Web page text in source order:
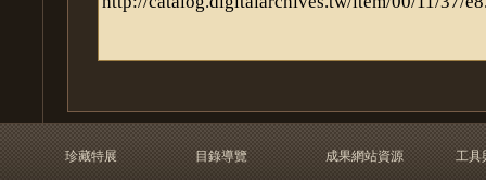
珍藏特展
目錄導覽
成果網站資源
工具